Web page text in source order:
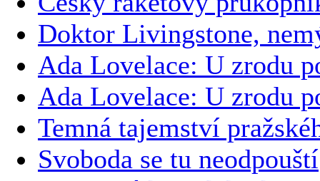
Doktor Livingstone,
Ada Lovelace: U zrodu
Ada Lovelace: U zrodu
Temná tajemství
Svoboda se tu neodpouští